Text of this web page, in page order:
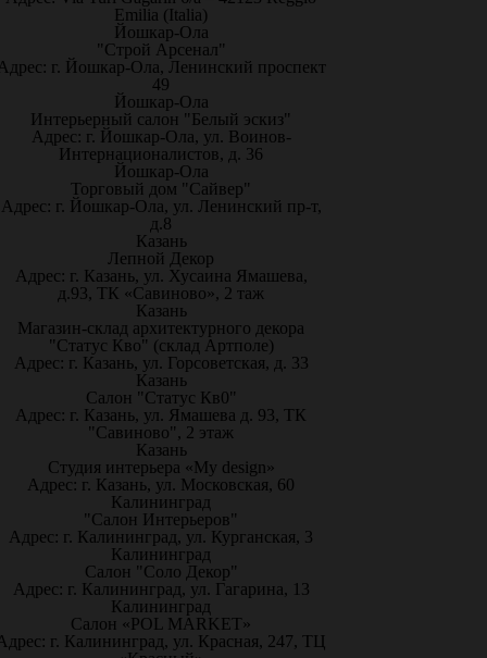
Emilia (Italia)
Йошкар-Ола
"Строй Арсенал"
г. Йошкар-Ола, Ленинский проспект
49
Йошкар-Ола
Интерьерный салон "Белый эскиз"
Адрес: г. Йошкар-Ола, ул. Воинов-
Интернационалистов, д. 36
Йошкар-Ола
Торговый дом "Сайвер"
Адрес: г. Йошкар-Ола, ул. Ленинский пр-т,
д.8
Казань
Лепной Декор
Адрес: г. Казань, ул. Хусаина Ямашева,
д.93, ТК «Савиново», 2 таж
Казань
Магазин-склад архитектурного декора
"Статус Кво" (склад Артполе)
Адрес: г. Казань, ул. Горсоветская, д. 33
Казань
Салон "Статус Кв0"
Адрес: г. Казань, ул. Ямашева д. 93, ТК
"Савиново", 2 этаж
Казань
Студия интерьера «My design»
Адрес: г. Казань, ул. Московская, 60
Калининград
"Салон Интерьеров"
Адрес: г. Калининград, ул. Курганская, 3
Калининград
Салон "Соло Декор"
Адрес: г. Калининград, ул. Гагарина, 13
Калининград
Салон «POL MARKET»
г. Калининград, ул. Красная, 247, ТЦ